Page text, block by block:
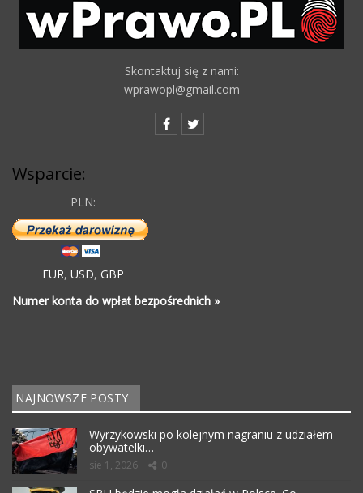
Skontaktuj się z nami:
wprawopl@gmail.com
Wsparcie:
PLN:
EUR, USD, GBP
Numer konta do wpłat bezpośrednich »
NAJNOWSZE POSTY
Wyrzykowski po kolejnym nagraniu z udziałem
obywatelki…
sie 1, 2026 0